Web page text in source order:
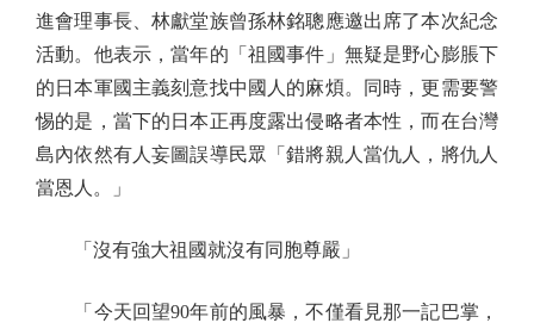
進會理事長、林獻堂族曾孫林銘聰應邀出席了本次紀念
活動。他表示，當年的「祖國事件」無疑是野心膨脹下
的日本軍國主義刻意找中國人的麻煩。同時，更需要警
惕的是，當下的日本正再度露出侵略者本性，而在台灣
島內依然有人妄圖誤導民眾「錯將親人當仇人，將仇人
當恩人。」
「沒有強大祖國就沒有同胞尊嚴」
「今天回望90年前的風暴，不僅看見那一記巴掌，